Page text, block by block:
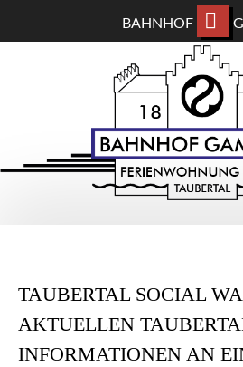
BAHNHOF
BAHNHOF
Ferienwohnung und
TAUBERTAL SOCIAL
AKTUELLEN
INFORMATIONEN AN